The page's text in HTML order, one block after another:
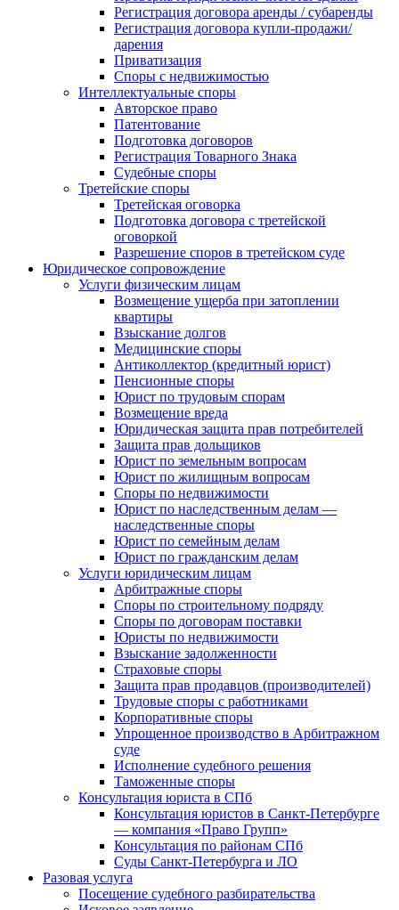
Регистрация договора аренды / субаренды
Регистрация договора купли-продажи/
дарения
Приватизация
Cпоры с недвижимостью
Интеллектуальные споры
Авторское право
Патентование
Подготовка договоров
Регистрация Товарного Знака
Судебные споры
Третейские споры
Третейская оговорка
Подготовка договора с третейской
оговоркой
Разрешение споров в третейском суде
Юридическое сопровождение
Услуги физическим лицам
Возмещение ущерба при затоплении
квартиры
Взыскание долгов
Медицинские споры
Антиколлектор (кредитный юрист)
Пенсионные споры
Юрист по трудовым спорам
Возмещение вреда
Юридическая защита прав потребителей
Защита прав дольщиков
Юрист по земельным вопросам
Юрист по жилищным вопросам
Споры по недвижимости
Юрист по наследственным делам —
наследственные споры
Юрист по семейным делам
Юрист по гражданским делам
Услуги юридическим лицам
Арбитражные споры
Споры по строительному подряду
Споры по договорам поставки
Юристы по недвижимости
Взыскание задолженности
Страховые споры
Защита прав продавцов (производителей)
Трудовые споры с работниками
Корпоративные споры
Упрощенное производство в Арбитражном
суде
Исполнение судебного решения
Таможенные споры
Консультация юриста в СПб
Консультация юристов в Санкт-Петербурге
— компания «Право Групп»
Консультация по районам СПб
Суды Санкт-Петербурга и ЛО
Разовая услуга
Посещение судебного разбирательства